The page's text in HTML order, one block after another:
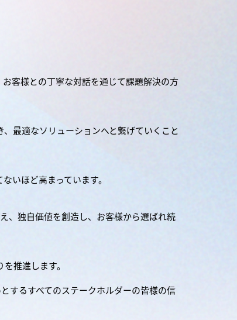
客様との丁寧な対話を通じて課題解決の方
最適なソリューションへと繋げていくこと
いほど高まっています。
、独自価値を創造し、お客様から選ばれ続
推進します。
するすべてのステークホルダーの皆様の信